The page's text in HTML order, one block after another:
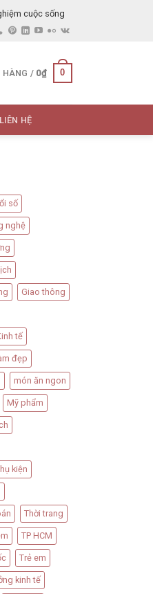
cuộc sống
HÀNG / 0₫ 0
LIÊN HỆ
số
nghệ
Giao thông
tế
đẹp
món ăn ngon
Mỹ phẩm
kiện
Thời trang
TP HCM
Trẻ em
kinh tế